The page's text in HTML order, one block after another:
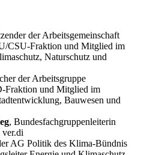
der Arbeitsgemeinschaft
CSU-Fraktion und Mitglied im
Naturschutz und
der Arbeitsgruppe
Fraktion und Mitglied im
Bauwesen und
, Bun­­des­fach­­grup­­pen­lei­te­rin
AG Politik des Klima-Bündnis